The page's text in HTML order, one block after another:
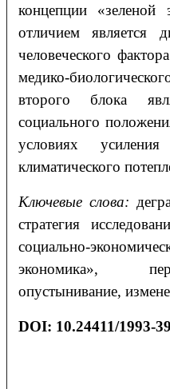
концепции
отличием является
человеческого
медико-
второго блока
социального
условиях
климатического
Ключевые слова:
стратегия
социально-
экономика»,
опустынивание,
DOI: 10.24411/1993-